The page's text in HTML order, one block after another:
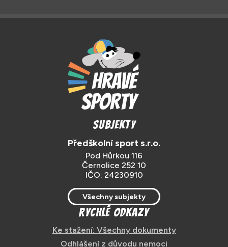
Subjekty
Předškolní sport s.r.o.
Pod Hůrkou 116
Černolice 252 10
IČO: 24230910
Všechny subjekty
Rychlé odkazy
Ke stažení: Všechny dokumenty
Odhlášení z důvodu nemoci